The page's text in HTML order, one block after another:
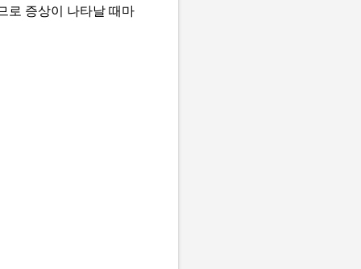
로 증상이 나타날 때마